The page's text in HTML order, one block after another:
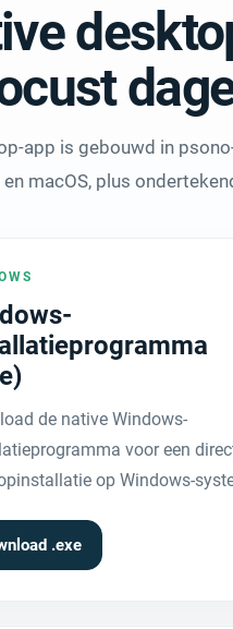
app is gebouwd in
macOS, plus
de native Windows-
voor een
op Windows-
.exe